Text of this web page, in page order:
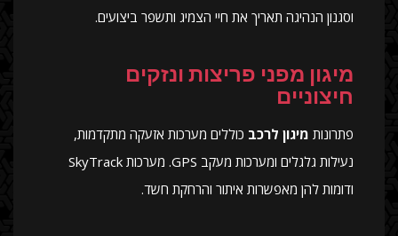
וסגנון הנהיגה תאריך את חיי הצמיג ותשפר ביצועים.
מיגון מפני פריצות ונזקים
חיצוניים
פתרונות מיגון לרכב כוללים מערכות אזעקה מתקדמות,
נעילות גלגלים ומערכות מעקב GPS. מערכות SkyTrack
ודומות להן מאפשרות איתור והרחקת חשד.